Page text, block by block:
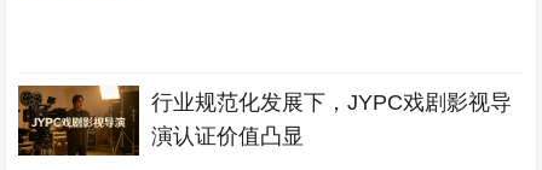
行业规范化发展下，JYPC戏剧影视导
演认证价值凸显